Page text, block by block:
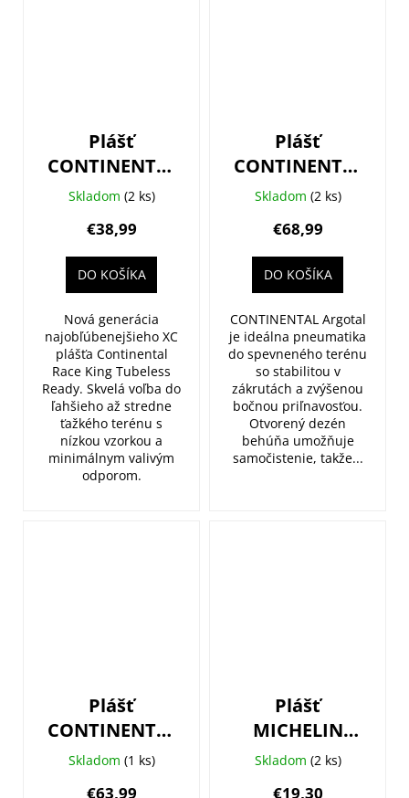
Plášť
CONTINENTAL
Race King II
622)
Performance
kevlar
Skladom (2 ks)
€38,99
DO KOŠÍKA
Nová generácia
najobľúbenejšieho XC
plášťa Continental
Race King Tubeless
Ready. Skvelá voľba do
ľahšieho až stredne
ťažkého terénu s
nízkou vzorkou a
minimálnym valivým
odporom.
Plášť
CONTINENTAL
Argotal Trail
29x2.60 (65-
622)
Skladom (2 ks)
€68,99
DO KOŠÍKA
CONTINENTAL Argotal
je ideálna pneumatika
do spevneného terénu
so stabilitou v
zákrutách a zvýšenou
bočnou priľnavosťou.
Otvorený dezén
behúňa umožňuje
samočistenie, takže...
Plášť
CONTINENTAL
Xynotal Trail
Skladom (1 ks)
€63,99
Plášť
MICHELIN
Dynamic
Skladom (2 ks)
€19,30